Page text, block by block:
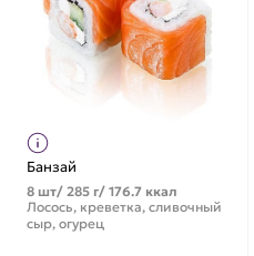
Банзай
8 шт/ 285 г/ 176.7 ккал
Лосось, креветка, сливочный
сыр, огурец